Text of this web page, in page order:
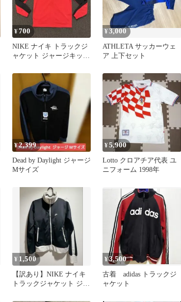
¥700
NIKE ナイキ トラックジ
ャケット ジャージキッズ
当
¥3,000
ATHLETA サッカーウェ
ア 上下セット
¥2,399
Dead by Daylight ジャージ
Мサイズ
¥5,900
Lotto クロアチア代表 ユ
ニフォーム 1998年
¥ 1,500
【訳あり】NIKE ナイキ
トラックジャケット ジャ
¥3,500
古着 adidas トラックジ
ャケット